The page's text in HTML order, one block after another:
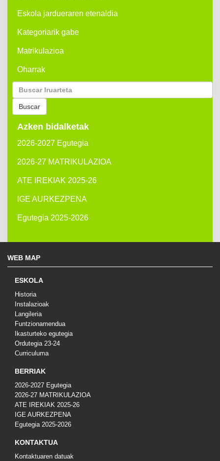
Eskola jardueraren etenaldia
Kategoriarik gabe
Matrikulazioa
Oharrak
Buscar
por:
Buscar
Azken bidalketak
2026-2027 Egutegia
2026-27 MATRIKULAZIOA
ATE IREKIAK 2025-26
IGE AURKEZPENA
Egutegia 2025-2026
WEB MAP
ESKOLA
Historia
Instalazioak
Langileria
Funtzionamendua
Ikasturteko egutegia
Ordutegia 23-24
Curriculuma
BERRIAK
2026-2027 Egutegia
2026-27 MATRIKULAZIOA
ATE IREKIAK 2025-26
IGE AURKEZPENA
Egutegia 2025-2026
KONTAKTUA
Kontaktuaren datuak